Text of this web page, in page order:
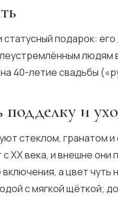
подарок:
людям
40-летие свадьбы
подделку и
стеклом, гранатом
XX века, и внешне
а цвет
с мягкой щёткой;